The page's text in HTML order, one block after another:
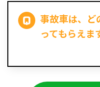
事故車は、ど
ってもらえま